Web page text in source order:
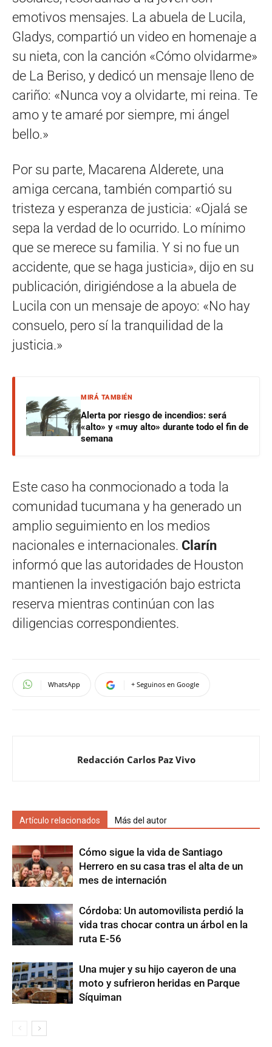
emotivos mensajes. La abuela de Lucila,
Gladys, compartió un video en homenaje a
su nieta, con la canción «Cómo olvidarme»
de La Beriso, y dedicó un mensaje lleno de
cariño: «Nunca voy a olvidarte, mi reina. Te
amo y te amaré por siempre, mi ángel
bello.»
Por su parte, Macarena Alderete, una
amiga cercana, también compartió su
tristeza y esperanza de justicia: «Ojalá se
sepa la verdad de lo ocurrido. Lo mínimo
que se merece su familia. Y si no fue un
accidente, que se haga justicia», dijo en su
publicación, dirigiéndose a la abuela de
Lucila con un mensaje de apoyo: «No hay
consuelo, pero sí la tranquilidad de la
justicia.»
MIRÁ TAMBIÉN
Alerta por riesgo de incendios: será
«alto» y «muy alto» durante todo el fin de
semana
Este caso ha conmocionado a toda la
comunidad tucumana y ha generado un
amplio seguimiento en los medios
nacionales e internacionales. Clarín
informó que las autoridades de Houston
mantienen la investigación bajo estricta
reserva mientras continúan con las
diligencias correspondientes.
WhatsApp + Seguinos en Google
Redacción Carlos Paz Vivo
Artículo relacionados Más del autor
Cómo sigue la vida de Santiago
Herrero en su casa tras el alta de un
mes de internación
Córdoba: Un automovilista perdió la
vida tras chocar contra un árbol en la
ruta E-56
Una mujer y su hijo cayeron de una
moto y sufrieron heridas en Parque
Síquiman